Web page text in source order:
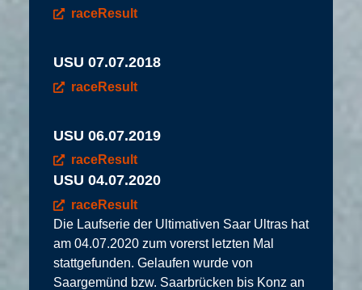
raceResult
USU 07.07.2018
raceResult
USU 06.07.2019
raceResult
USU 04.07.2020
raceResult
Die Laufserie der Ultimativen Saar Ultras hat
am 04.07.2020 zum vorerst letzten Mal
stattgefunden. Gelaufen wurde von
Saargemünd bzw. Saarbrücken bis Konz an